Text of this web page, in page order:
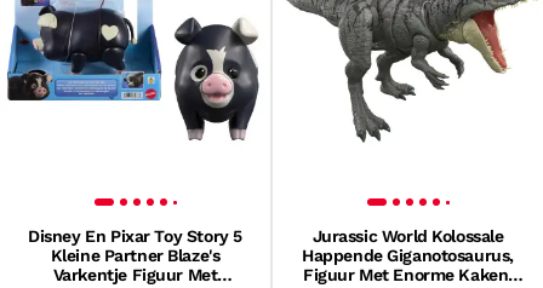
Disney En Pixar Toy Story 5
Kleine Partner Blaze's
Varkentje Figuur Met
Jurassic World Kolossale
Happende Giganotosaurus,
Figuur Met Enorme Kaken,